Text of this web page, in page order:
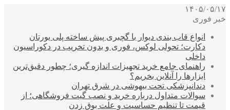
۱۴۰۵/۰۵/۱۷
خبر فوری
انواع قاب بندی دیوار با گچبری پیش ساخته پلی یورتان
دکارت؛ تحولی لوکس، فوری و بدون تخریب در دکوراسیون
داخلی
راهنمای جامع خرید تجهیزات اندازه گیری؛ چطور دقیق‌ترین
ابزارها را آنلاین بخریم؟
دندانپزشکی تحت بیهوشی در شرق تهران
سوالات متداول درباره خرید و نصب گیت فروشگاهی؛ از
قیمت تا تنظیم حساسیت و علت بوق زدن